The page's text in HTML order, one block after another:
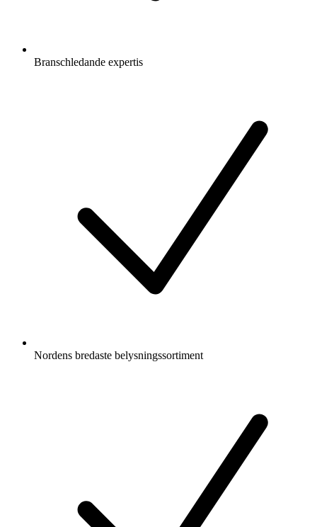
Branschledande expertis
Nordens bredaste belysningssortiment